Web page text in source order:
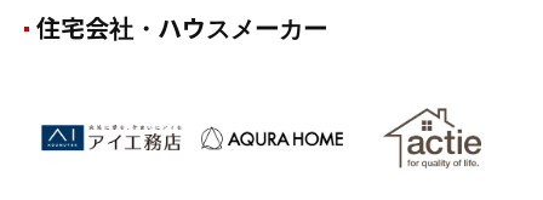
住宅会社・ハウスメーカー